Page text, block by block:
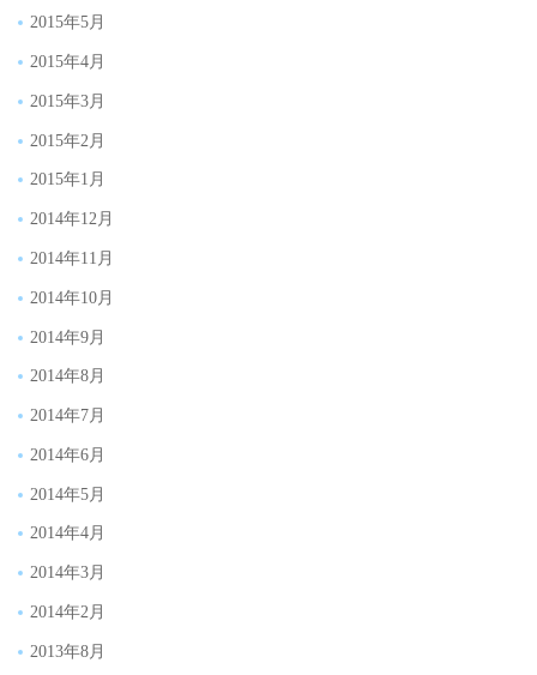
2015年5月
2015年4月
2015年3月
2015年2月
2015年1月
2014年12月
2014年11月
2014年10月
2014年9月
2014年8月
2014年7月
2014年6月
2014年5月
2014年4月
2014年3月
2014年2月
2013年8月